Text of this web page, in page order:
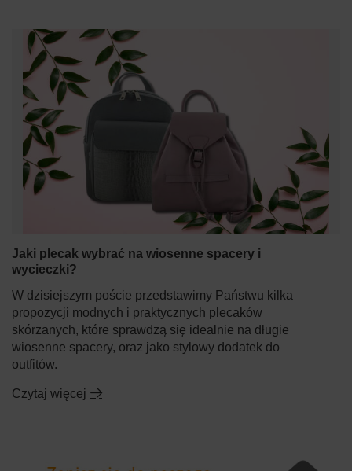
Jaki plecak wybrać na wiosenne spacery i
wycieczki?
W dzisiejszym poście przedstawimy Państwu kilka
propozycji modnych i praktycznych plecaków
skórzanych, które sprawdzą się idealnie na długie
wiosenne spacery, oraz jako stylowy dodatek do
outfitów.
Czytaj więcej